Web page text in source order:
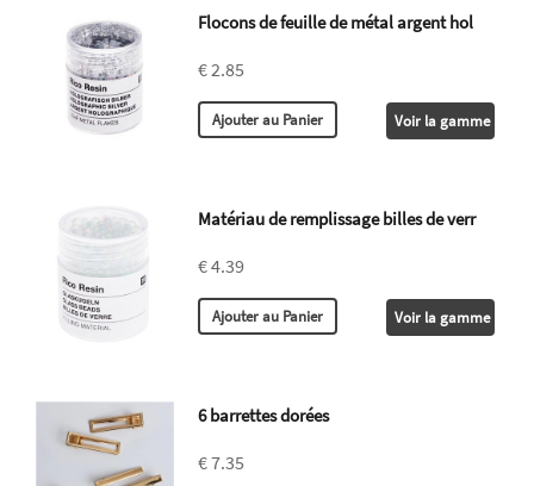
Flocons de feuille de métal argent hol
€ 2.85
Voir la gamme
Matériau de remplissage billes de verr
€ 4.39
Voir la gamme
6 barrettes dorées
€ 7.35